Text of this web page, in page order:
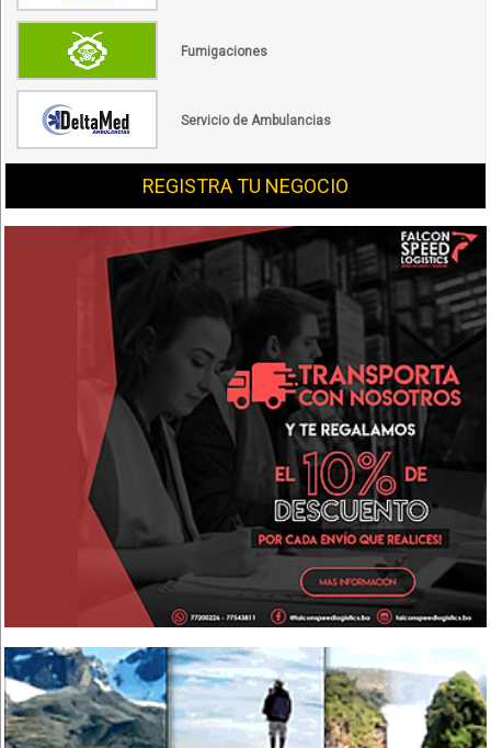
Fumigaciones
Servicio de Ambulancias
REGISTRA TU NEGOCIO